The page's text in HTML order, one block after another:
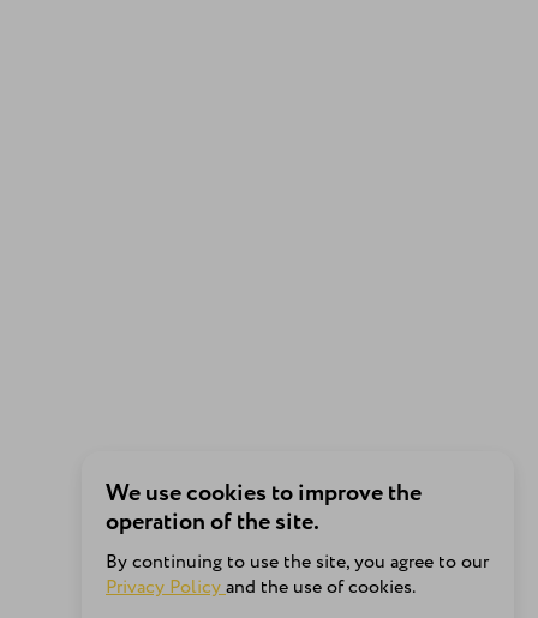
We use cookies to improve the
operation of the site.
By continuing to use the site, you agree to our
Privacy Policyand the use of cookies.